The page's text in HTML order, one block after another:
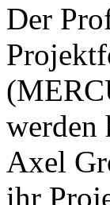
Der
werden
Axel
ihr